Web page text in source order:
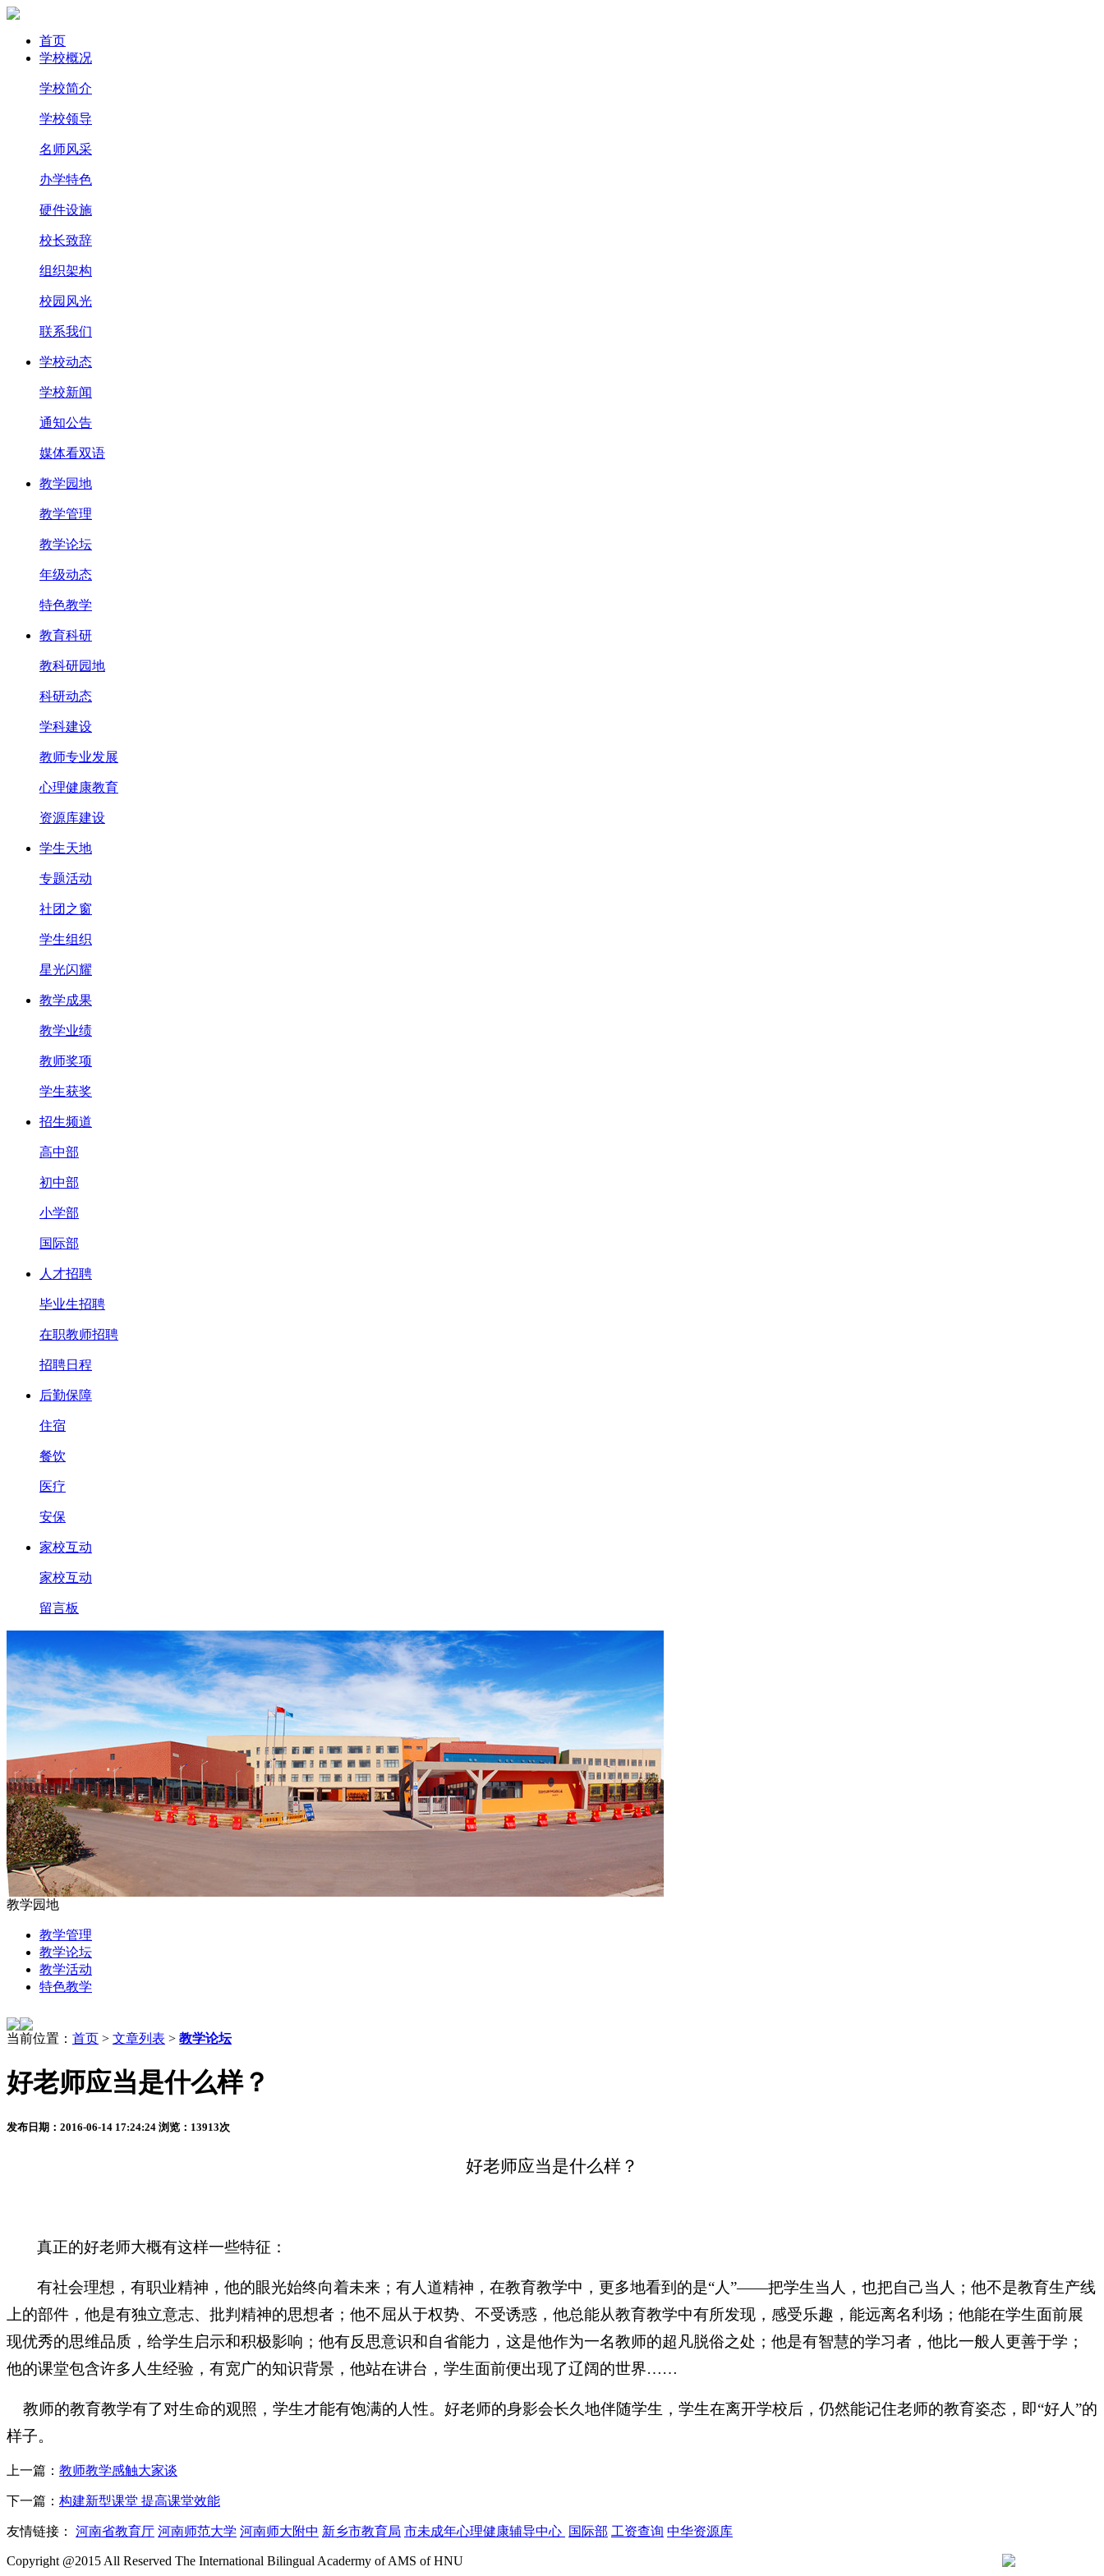
首页
学校概况
学校简介
学校领导
名师风采
办学特色
硬件设施
校长致辞
组织架构
校园风光
联系我们
学校动态
学校新闻
通知公告
媒体看双语
教学园地
教学管理
教学论坛
年级动态
特色教学
教育科研
教科研园地
科研动态
学科建设
教师专业发展
心理健康教育
资源库建设
学生天地
专题活动
社团之窗
学生组织
星光闪耀
教学成果
教学业绩
教师奖项
学生获奖
招生频道
高中部
初中部
小学部
国际部
人才招聘
毕业生招聘
在职教师招聘
招聘日程
后勤保障
住宿
餐饮
医疗
安保
家校互动
家校互动
留言板
教学园地
教学管理
教学论坛
教学活动
特色教学
当前位置： 首页 > 文章列表 > 教学论坛
好老师应当是什么样？
发布日期：2016-06-14 17:24:24 浏览：13913次
好老师应当是什么样？
真正的好老师大概有这样一些特征：
有社会理想，有职业精神，他的眼光始终向着未来；有人道精神，在教育教学中，更多地看到的是“人”——把学生当人，也把自己当人；他不是教育生产线
上的部件，他是有独立意志、批判精神的思想者；他不屈从于权势、不受诱惑，他总能从教育教学中有所发现，感受乐趣，能远离名利场；他能在学生面前展
现优秀的思维品质，给学生启示和积极影响；他有反思意识和自省能力，这是他作为一名教师的超凡脱俗之处；他是有智慧的学习者，他比一般人更善于学；
他的课堂包含许多人生经验，有宽广的知识背景，他站在讲台，学生面前便出现了辽阔的世界……
教师的教育教学有了对生命的观照，学生才能有饱满的人性。好老师的身影会长久地伴随学生，学生在离开学校后，仍然能记住老师的教育姿态，即“好人”的
样子。
上一篇： 教师教学感触大家谈
下一篇： 构建新型课堂 提高课堂效能
友情链接： 河南省教育厅 河南师范大学 河南师大附中 新乡市教育局 市未成年心理健康辅导中心 国际部 工资查询 中华资源库
Copyright @2015 All Reserved The International Bilingual Acadermy of AMS of HNU